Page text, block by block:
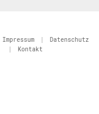
Impressum
Datenschutz
Kontakt